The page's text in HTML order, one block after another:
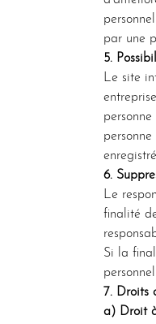
par une
5.
Le site
6.
Le
finalité
Si la
7. Droits
a) Droit